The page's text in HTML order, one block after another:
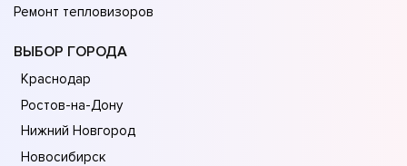
Ремонт тепловизоров
ВЫБОР ГОРОДА
Краснодар
Ростов-на-Дону
Нижний Новгород
Новосибирск